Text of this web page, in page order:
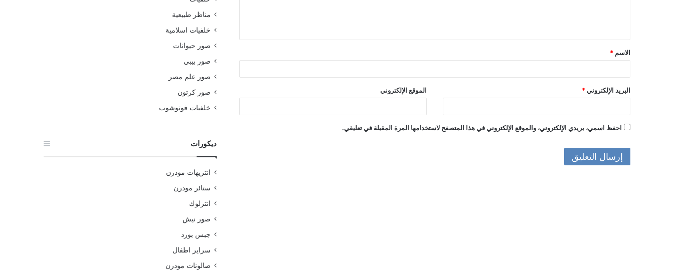
ق
*
الاسم *
البريد الإلكتروني * الموقع الإلكتروني
احفظ اسمي، بريدي الإلكتروني، والموقع الإلكتروني في هذا المتصفح لاستخدامها المرة المقبلة في تعليقي.
مناظر طبيعية
خلفيات اسلامية
صور حيوانات
صور بيبي
صور علم مصر
صور كرتون
خلفيات فوتوشوب
ديكورات
انتريهات مودرن
ستائر مودرن
انترلوك
صور نيش
جبس بورد
سراير اطفال
صالونات مودرن